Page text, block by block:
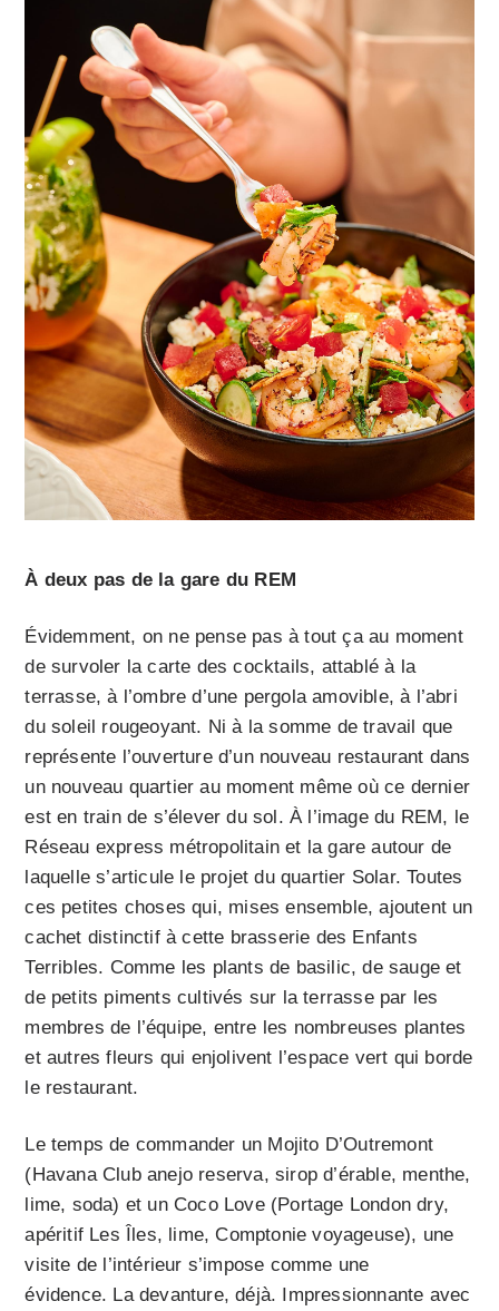
À deux pas de la gare du REM
Évidemment, on ne pense pas à tout ça au moment
de survoler la carte des cocktails, attablé à la
terrasse, à l’ombre d’une pergola amovible, à l’abri
du soleil rougeoyant. Ni à la somme de travail que
représente l’ouverture d’un nouveau restaurant dans
un nouveau quartier au moment même où ce dernier
est en train de s’élever du sol. À l’image du REM, le
Réseau express métropolitain et la gare autour de
laquelle s’articule le projet du quartier Solar. Toutes
ces petites choses qui, mises ensemble, ajoutent un
cachet distinctif à cette brasserie des Enfants
Terribles. Comme les plants de basilic, de sauge et
de petits piments cultivés sur la terrasse par les
membres de l’équipe, entre les nombreuses plantes
et autres fleurs qui enjolivent l’espace vert qui borde
le restaurant.
Le temps de commander un Mojito D’Outremont
(Havana Club anejo reserva, sirop d’érable, menthe,
lime, soda) et un Coco Love (Portage London dry,
apéritif Les Îles, lime, Comptonie voyageuse), une
visite de l’intérieur s’impose comme une
évidence. La devanture, déjà. Impressionnante avec